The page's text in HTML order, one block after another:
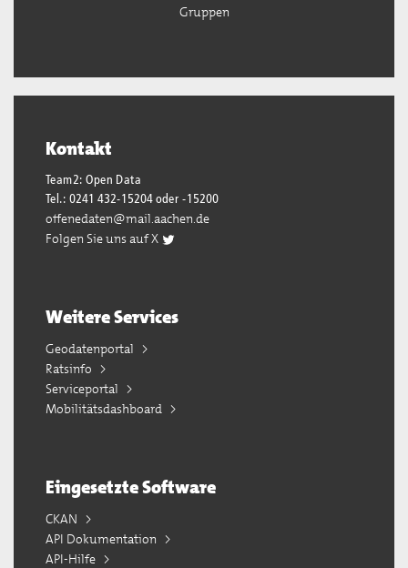
Gruppen
Kontakt
Team2: Open Data
Tel.: 0241 432-15204 oder -15200
offenedaten@mail.aachen.de
Folgen Sie uns auf X
Weitere Services
Geodatenportal
Ratsinfo
Serviceportal
Mobilitätsdashboard
Eingesetzte Software
CKAN
API Dokumentation
API-Hilfe